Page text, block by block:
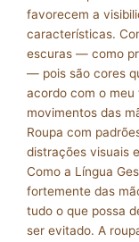
favorecem a
características.
escuras — como
— pois são cores
acordo com o
movimentos das
Roupa com
distrações visuais
Como a Língua
fortemente das
tudo o que possa
ser evitado. A